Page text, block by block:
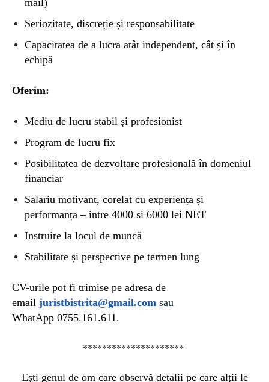
Seriozitate, discreție și responsabilitate
Capacitatea de a lucra atât independent, cât și în
echipă
Oferim:
Mediu de lucru stabil și profesionist
Program de lucru fix
Posibilitatea de dezvoltare profesională în domeniul
financiar
Salariu motivant, corelat cu experiența și
performanța – intre 4000 si 6000 lei NET
Instruire la locul de muncă
Stabilitate și perspective pe termen lung
CV-urile pot fi trimise pe adresa de
email juristbistrita@gmail.com sau
WhatApp 0755.161.611.
*********************
Ești genul de om care observă detalii pe care alții le